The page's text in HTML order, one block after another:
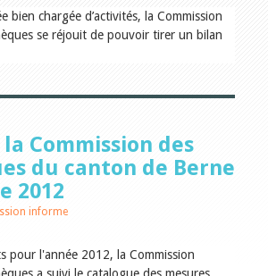
bien chargée d’activités, la Commission
se réjouit de pouvoir tirer un bilan
Commission des
du canton de Berne
2012
informe
pour l'année 2012, la Commission